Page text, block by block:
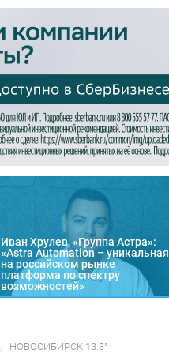
Иван Хрулев, «Группа Астра»:
«Astra Automation – уникальная
на российском рынке
платформа по спектру
возможностей»
НОВОСИБИРСК 13.3°